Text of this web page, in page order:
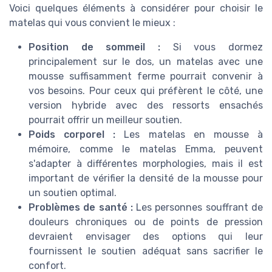
Voici quelques éléments à considérer pour choisir le
matelas qui vous convient le mieux :
Position de sommeil : Si vous dormez
principalement sur le dos, un matelas avec une
mousse suffisamment ferme pourrait convenir à
vos besoins. Pour ceux qui préfèrent le côté, une
version hybride avec des ressorts ensachés
pourrait offrir un meilleur soutien.
Poids corporel : Les matelas en mousse à
mémoire, comme le matelas Emma, peuvent
s'adapter à différentes morphologies, mais il est
important de vérifier la densité de la mousse pour
un soutien optimal.
Problèmes de santé :Les personnes souffrant de
douleurs chroniques ou de points de pression
devraient envisager des options qui leur
fournissent le soutien adéquat sans sacrifier le
confort.